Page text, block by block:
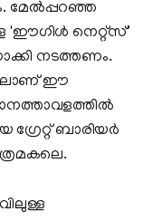
മേല്‍പ്പറഞ്ഞ
'ഈഗിള്‍ നെറ്റ്‌സ്'
നടത്തണം.
ഈ
ഗ്രേറ്റ് ബാരിയര്‍